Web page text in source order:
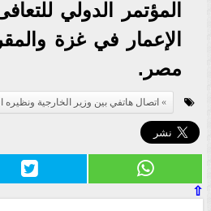
المؤتمر الدولي
الإعمار في غزة
مصر.
اتصال هاتفي بين وزير الخارجية ونظيره
⇧